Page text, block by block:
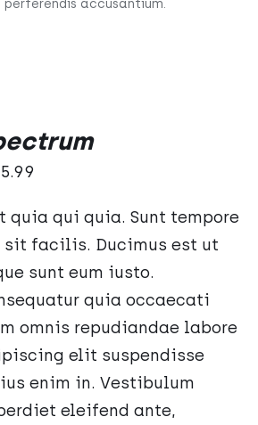
perferendis accusantium.
quia qui quia. Sunt tempore
sit facilis. Ducimus est ut
sunt eum iusto.
quia occaecati
omnis repudiandae labore
elit suspendisse
enim in. Vestibulum
eleifend ante,